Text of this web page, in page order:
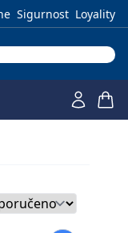
Sigurnost Loyality